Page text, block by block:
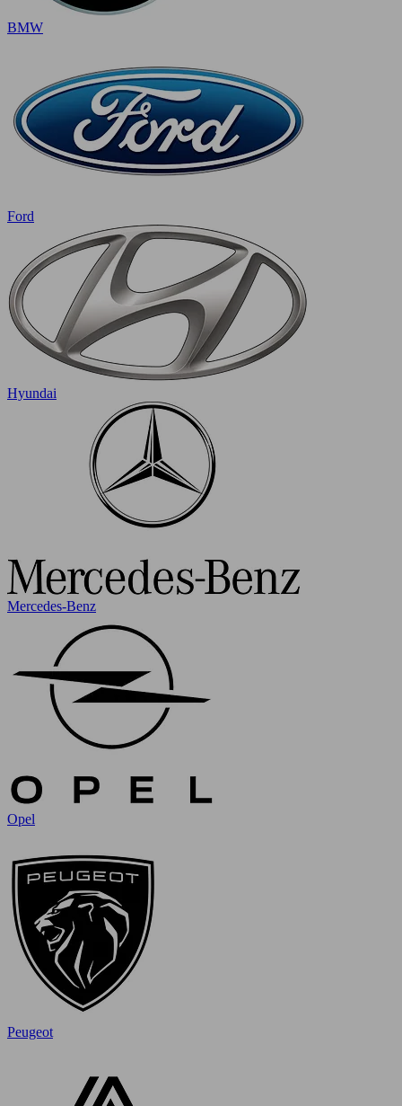
BMW
Ford
Hyundai
Mercedes-Benz
Opel
Peugeot